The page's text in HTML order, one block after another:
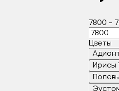
7800 -
Цветы
Ирисы 1